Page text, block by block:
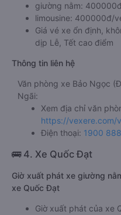
giường nằm:
limousine: 400000đ/
Giá vé xe ổn định,
dịp Lễ, Tết cao điểm
Thông tin liên hệ
Văn phòng xe Bảo Ngọc
Ngãi:
Xem địa chỉ văn
https://vexere.com/
Điện thoại: 1900
🚌 4. Xe Quốc Đạt
Giờ xuất phát xe giường
xe Quốc Đạt
Giờ xuất phát của xe